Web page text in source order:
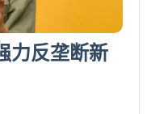
力反垄断新